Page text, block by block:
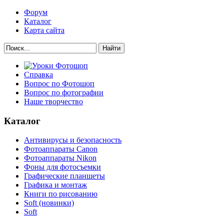
Форум
Каталог
Карта сайта
Найти
Справка
Вопрос по Фотошоп
Вопрос по фотографии
Наше творчество
Каталог
Антивирусы и безопасность
Фотоаппараты Canon
Фотоаппараты Nikon
Фоны для фотосъемки
Графические планшеты
Графика и монтаж
Книги по рисованию
Soft (новинки)
Soft